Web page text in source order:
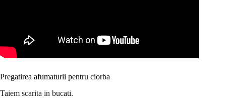
Pregatirea afumaturii pentru ciorba
Taiem scarita in bucati.